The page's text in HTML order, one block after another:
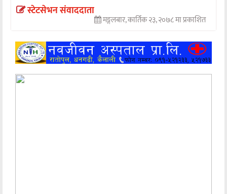
स्टेटसेभन संवाददाता
मङ्गलबार, कार्तिक २३, २०७८ मा प्रकाशित